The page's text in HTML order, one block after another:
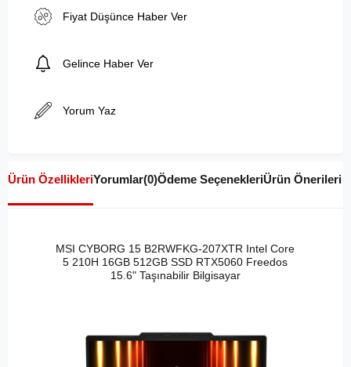
Fiyat Düşünce Haber Ver
Gelince Haber Ver
Yorum Yaz
Ürün ÖzellikleriYorumlar(0)Ödeme SeçenekleriÜrün Önerileri
MSI CYBORG 15 B2RWFKG-207XTR Intel Core
5 210H 16GB 512GB SSD RTX5060 Freedos
15.6" Taşınabilir Bilgisayar